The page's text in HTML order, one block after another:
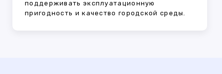
поддерживать эксплуатационную
пригодность и качество городской среды.